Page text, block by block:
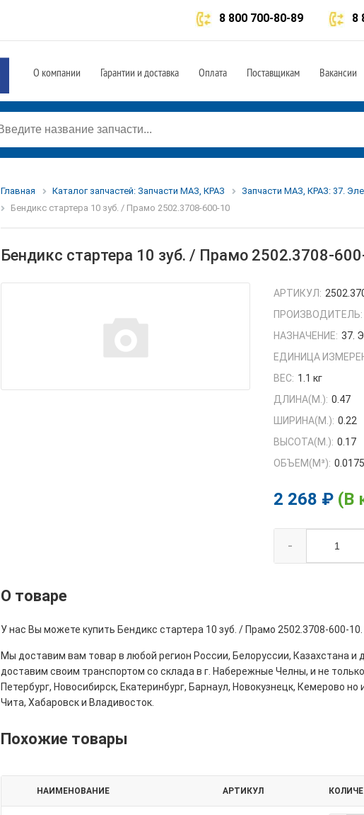
8
8 800 700-80-89
О компании Гарантии и доставка Оплата Поставщикам Вакансии
Главная Каталог запчастей: Запчасти МАЗ, КРАЗ
Запчасти МАЗ, КРАЗ: 37.
Бендикс стартера 10 зуб. / Прамо 2502.3708-600-10
Бендикс стартера 10 зуб. / Прамо 2502.3708-
АРТИКУЛ:
ПРОИЗВОДИТЕЛЬ:
НАЗНАЧЕНИЕ: 37.
ЕДИНИЦА
ВЕС: 1.1 кг
ДЛИНА(М.): 0.47
ШИРИНА(М.): 0.22
ВЫСОТА(М.): 0.17
ОБЪЕМ(M³):
2 268 ₽ (В
-
О товаре
У нас Вы можете купить Бендикс стартера 10 зуб. / Прамо 2502.3708-600-
Мы доставим вам товар в любой регион России, Белоруссии, Казахстана и
доставим своим транспортом со склада в г. Набережные Челны, и не
Петербург, Новосибирск, Екатеринбург, Барнаул, Новокузнецк, Кемерово
Чита, Хабаровск и Владивосток.
Похожие товары
НАИМЕНОВАНИЕ АРТИКУЛ